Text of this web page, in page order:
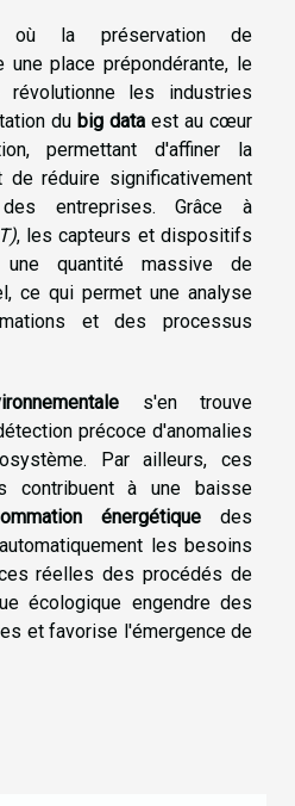
où la préservation de
une place prépondérante, le
les industries
du big data est au cœur
permettant d'affiner la
réduire significativement
des entreprises. Grâce à
, les capteurs et dispositifs
une quantité massive de
ce qui permet une analyse
et des processus
s'en trouve
précoce d'anomalies
Par ailleurs, ces
contribuent à une baisse
énergétique des
les besoins
réelles des procédés de
écologique engendre des
et favorise l'émergence de